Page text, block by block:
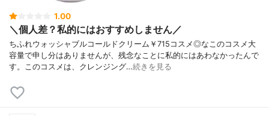
1.00
＼個人差？私的にはおすすめしません／
ちふれウォッシャブルコールドクリーム￥715コスメ◎なこのコスメ大
容量で申し分はありませんが、残念なことに私的にはあわなかったんで
す。このコスメは、クレンジング…続きを見る